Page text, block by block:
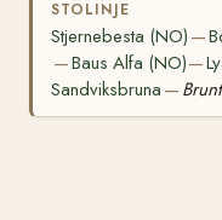
STOLINJE
Stjernebesta (NO) —
—Baus Alfa (NO)—
Sandviksbruna —